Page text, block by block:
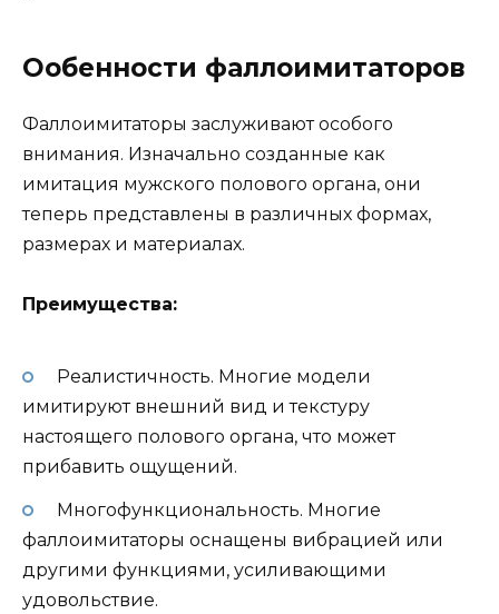
Ообенности фаллоимитаторов
Фаллоимитаторы заслуживают особого
внимания. Изначально созданные как
имитация мужского полового органа, они
теперь представлены в различных формах,
размерах и материалах.
Преимущества:
Реалистичность. Многие модели
имитируют внешний вид и текстуру
настоящего полового органа, что может
прибавить ощущений.
Многофункциональность. Многие
фаллоимитаторы оснащены вибрацией или
другими функциями, усиливающими
удовольствие.